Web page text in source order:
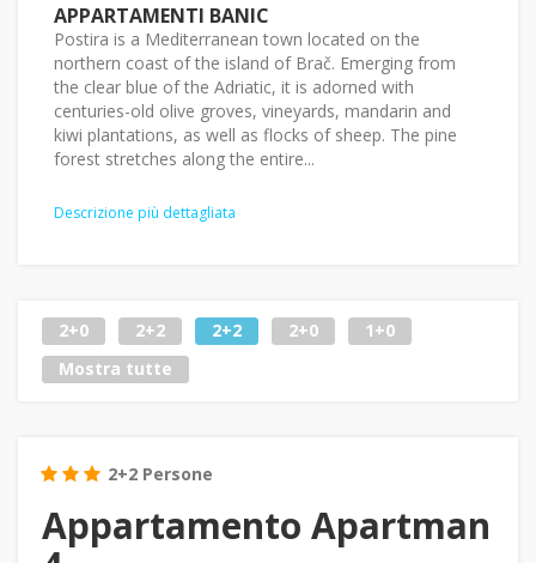
APPARTAMENTI BANIC
Postira is a Mediterranean town located on the
northern coast of the island of Brač. Emerging from
the clear blue of the Adriatic, it is adorned with
centuries-old olive groves, vineyards, mandarin and
kiwi plantations, as well as flocks of sheep. The pine
forest stretches along the entire...
Descrizione più dettagliata
2+0 2+2 2+2 2+0
1+0
Mostra tutte
2+2 Persone
Appartamento Apartman